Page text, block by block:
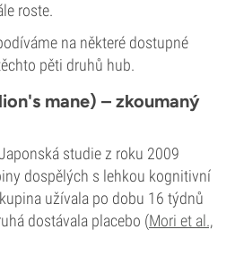
roste.
na některé dostupné
pěti druhů hub.
mane) – zkoumaný
studie z roku 2009
dospělých s lehkou kognitivní
užívala po dobu 16 týdnů
dostávala placebo (Mori et al.,